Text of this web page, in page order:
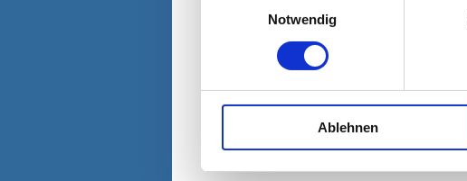
Notwendig
Ablehnen